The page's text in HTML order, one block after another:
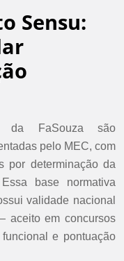
Sensu:
da FaSouza são
pelo MEC, com
por determinação da
base normativa
validade nacional
aceito em concursos
e pontuação